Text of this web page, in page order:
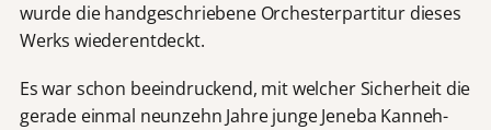
wurde die handgeschriebene Orchesterpartitur dieses
Werks wiederentdeckt.
Es war schon beeindruckend, mit welcher Sicherheit die
gerade einmal neunzehn Jahre junge Jeneba Kanneh-